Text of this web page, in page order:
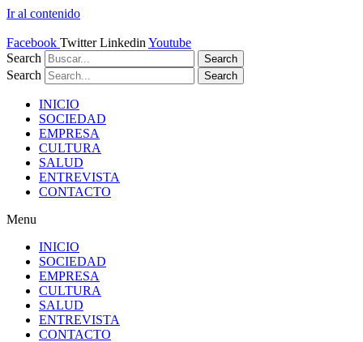
Ir al contenido
Facebook Twitter Linkedin Youtube
Search
Search
Search Search
INICIO
SOCIEDAD
EMPRESA
CULTURA
SALUD
ENTREVISTA
CONTACTO
Menu
INICIO
SOCIEDAD
EMPRESA
CULTURA
SALUD
ENTREVISTA
CONTACTO